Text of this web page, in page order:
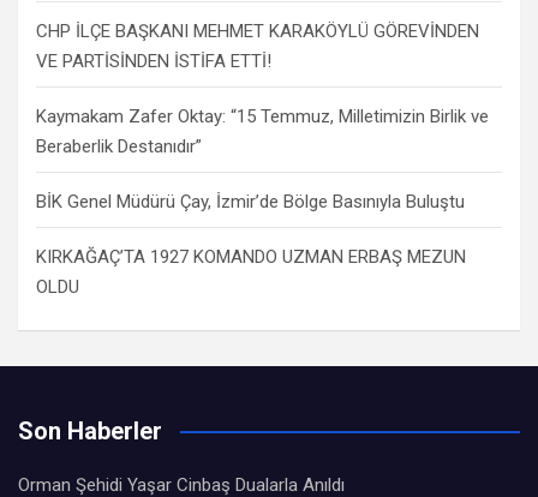
CHP İLÇE BAŞKANI MEHMET KARAKÖYLÜ GÖREVİNDEN
VE PARTİSİNDEN İSTİFA ETTİ!
Kaymakam Zafer Oktay: “15 Temmuz, Milletimizin Birlik ve
Beraberlik Destanıdır”
BİK Genel Müdürü Çay, İzmir’de Bölge Basınıyla Buluştu
KIRKAĞAÇ’TA 1927 KOMANDO UZMAN ERBAŞ MEZUN
OLDU
Son Haberler
Orman Şehidi Yaşar Cinbaş Dualarla Anıldı